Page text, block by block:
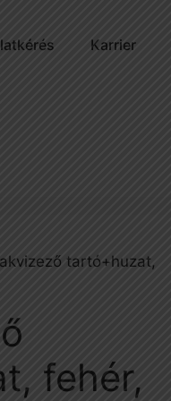
Karrier
tartó+huzat,
fehér,